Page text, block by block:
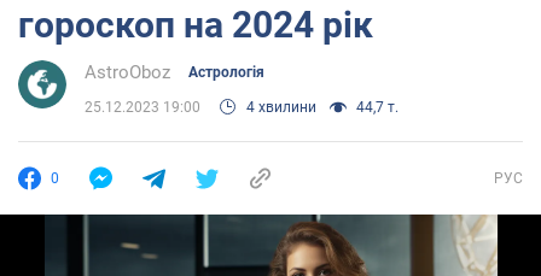
гороскоп на 2024 рік
AstroOboz Астрологія
25.12.2023 19:00 4 хвилини 44,7 т.
0 РУС